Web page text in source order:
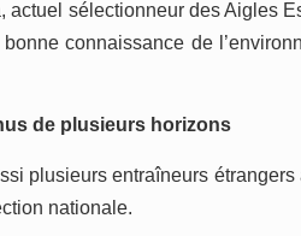
sélectionneur des Aigles
connaissance de
de plusieurs horizons
plusieurs entraîneurs
nationale.